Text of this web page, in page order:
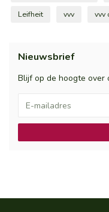
Leifheit
vvv vvv
Nieuwsbrief
Blijf op de hoogte over